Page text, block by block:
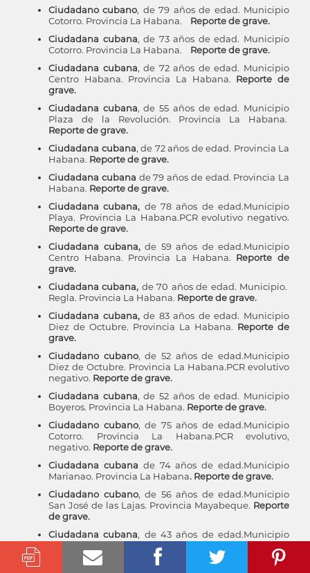
Ciudadano cubano, de 79 años de edad. Municipio
Cotorro. Provincia La Habana. Reporte de grave.
Ciudadana cubana, de 73 años de edad. Municipio
Cotorro. Provincia La Habana. Reporte de grave.
Ciudadana cubana, de 72 años de edad. Municipio
Centro Habana. Provincia La Habana. Reporte de
grave.
Ciudadana cubana, de 55 años de edad. Municipio
Plaza de la Revolución. Provincia La Habana.
Reporte de grave.
Ciudadana cubana, de 72 años de edad. Provincia La
Habana. Reporte de grave.
Ciudadana cubana de 79 años de edad. Provincia La
Habana. Reporte de grave.
Ciudadana cubana, de 78 años de edad.Municipio
Playa. Provincia La Habana.PCR evolutivo negativo.
Reporte de grave.
Ciudadana cubana,de 59 años de edad.Municipio
Centro Habana. Provincia La Habana. Reporte de
grave.
Ciudadana cubana, de 70 años de edad. Municipio.
Regla. Provincia La Habana. Reporte de grave.
Ciudadana cubana,de 83 años de edad. Municipio
Diez de Octubre. Provincia La Habana. Reporte de
grave.
Ciudadano cubano, de 52 años de edad.Municipio
Diez de Octubre. Provincia La Habana.PCR evolutivo
negativo. Reporte de grave.
Ciudadana cubana, de 52 años de edad. Municipio
Boyeros. Provincia La Habana. Reporte de grave.
Ciudadano cubano, de 75 años de edad.Municipio
Cotorro. Provincia La Habana.PCR evolutivo,
negativo. Reporte de grave.
Ciudadana cubana de 74 años de edad.Municipio
Marianao. Provincia La Habana. Reporte de grave.
Ciudadano cubano, de 56 años de edad.Municipio
San José de las Lajas. Provincia Mayabeque. Reporte
de grave.
Ciudadana cubana, de 43 años de edad.Municipio
San Miguel del Padrón. Provincia La Habana.
Reporte de grave.